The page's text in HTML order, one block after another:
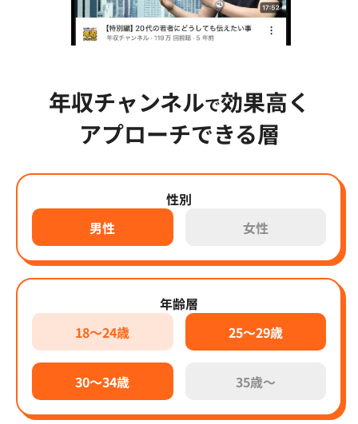
年収チャンネルで効果高く
アプローチできる層
性別
男性
女性
年齢層
18～24歳
25～29歳
30～34歳 35歳～